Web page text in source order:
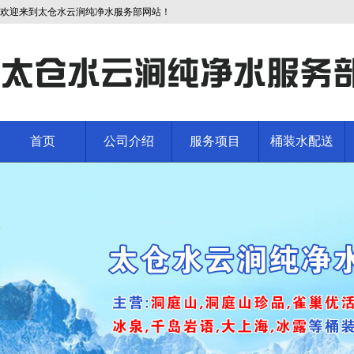
欢迎来到太仓水云涧纯净水服务部网站！
首页 公司介绍 服务项目 桶装水配送